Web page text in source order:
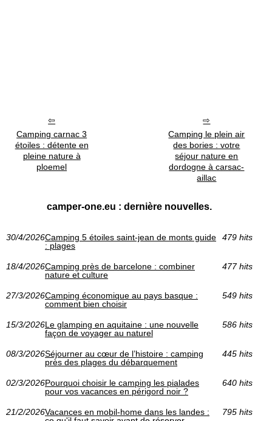
Camping carnac 3
étoiles : détente en
pleine nature à
ploemel
Camping le plein air
des bories : votre
séjour nature en
dordogne à carsac-
aillac
camper-one.eu : dernière nouvelles.
30/4/2026Camping 5 étoiles saint-jean de monts guide
: plages
479 hits
18/4/2026Camping près de barcelone : combiner
nature et culture
477 hits
27/3/2026Camping économique au pays basque :
comment bien choisir
549 hits
15/3/2026Le glamping en aquitaine : une nouvelle
façon de voyager au naturel
586 hits
08/3/2026Séjourner au cœur de l’histoire : camping
près des plages du débarquement
445 hits
02/3/2026Pourquoi choisir le camping les pialades
pour vos vacances en périgord noir ?
640 hits
21/2/2026Vacances en mobil-home dans les landes :
795 hits